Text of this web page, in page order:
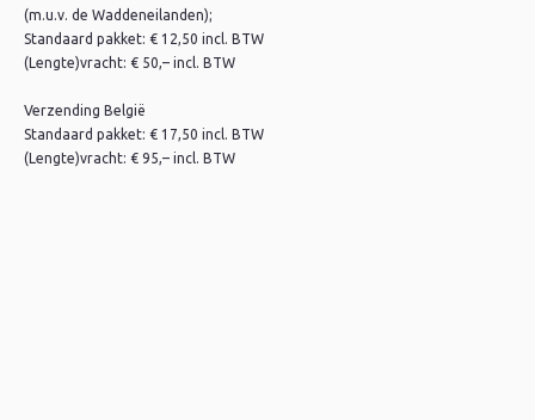
(m.u.v. de Waddeneilanden);
Standaard pakket: € 12,50 incl. BTW
(Lengte)vracht: € 50,– incl. BTW
Verzending België
Standaard pakket: € 17,50 incl. BTW
(Lengte)vracht: € 95,– incl. BTW